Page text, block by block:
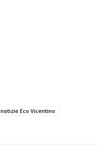
notizie Eco Vicentino